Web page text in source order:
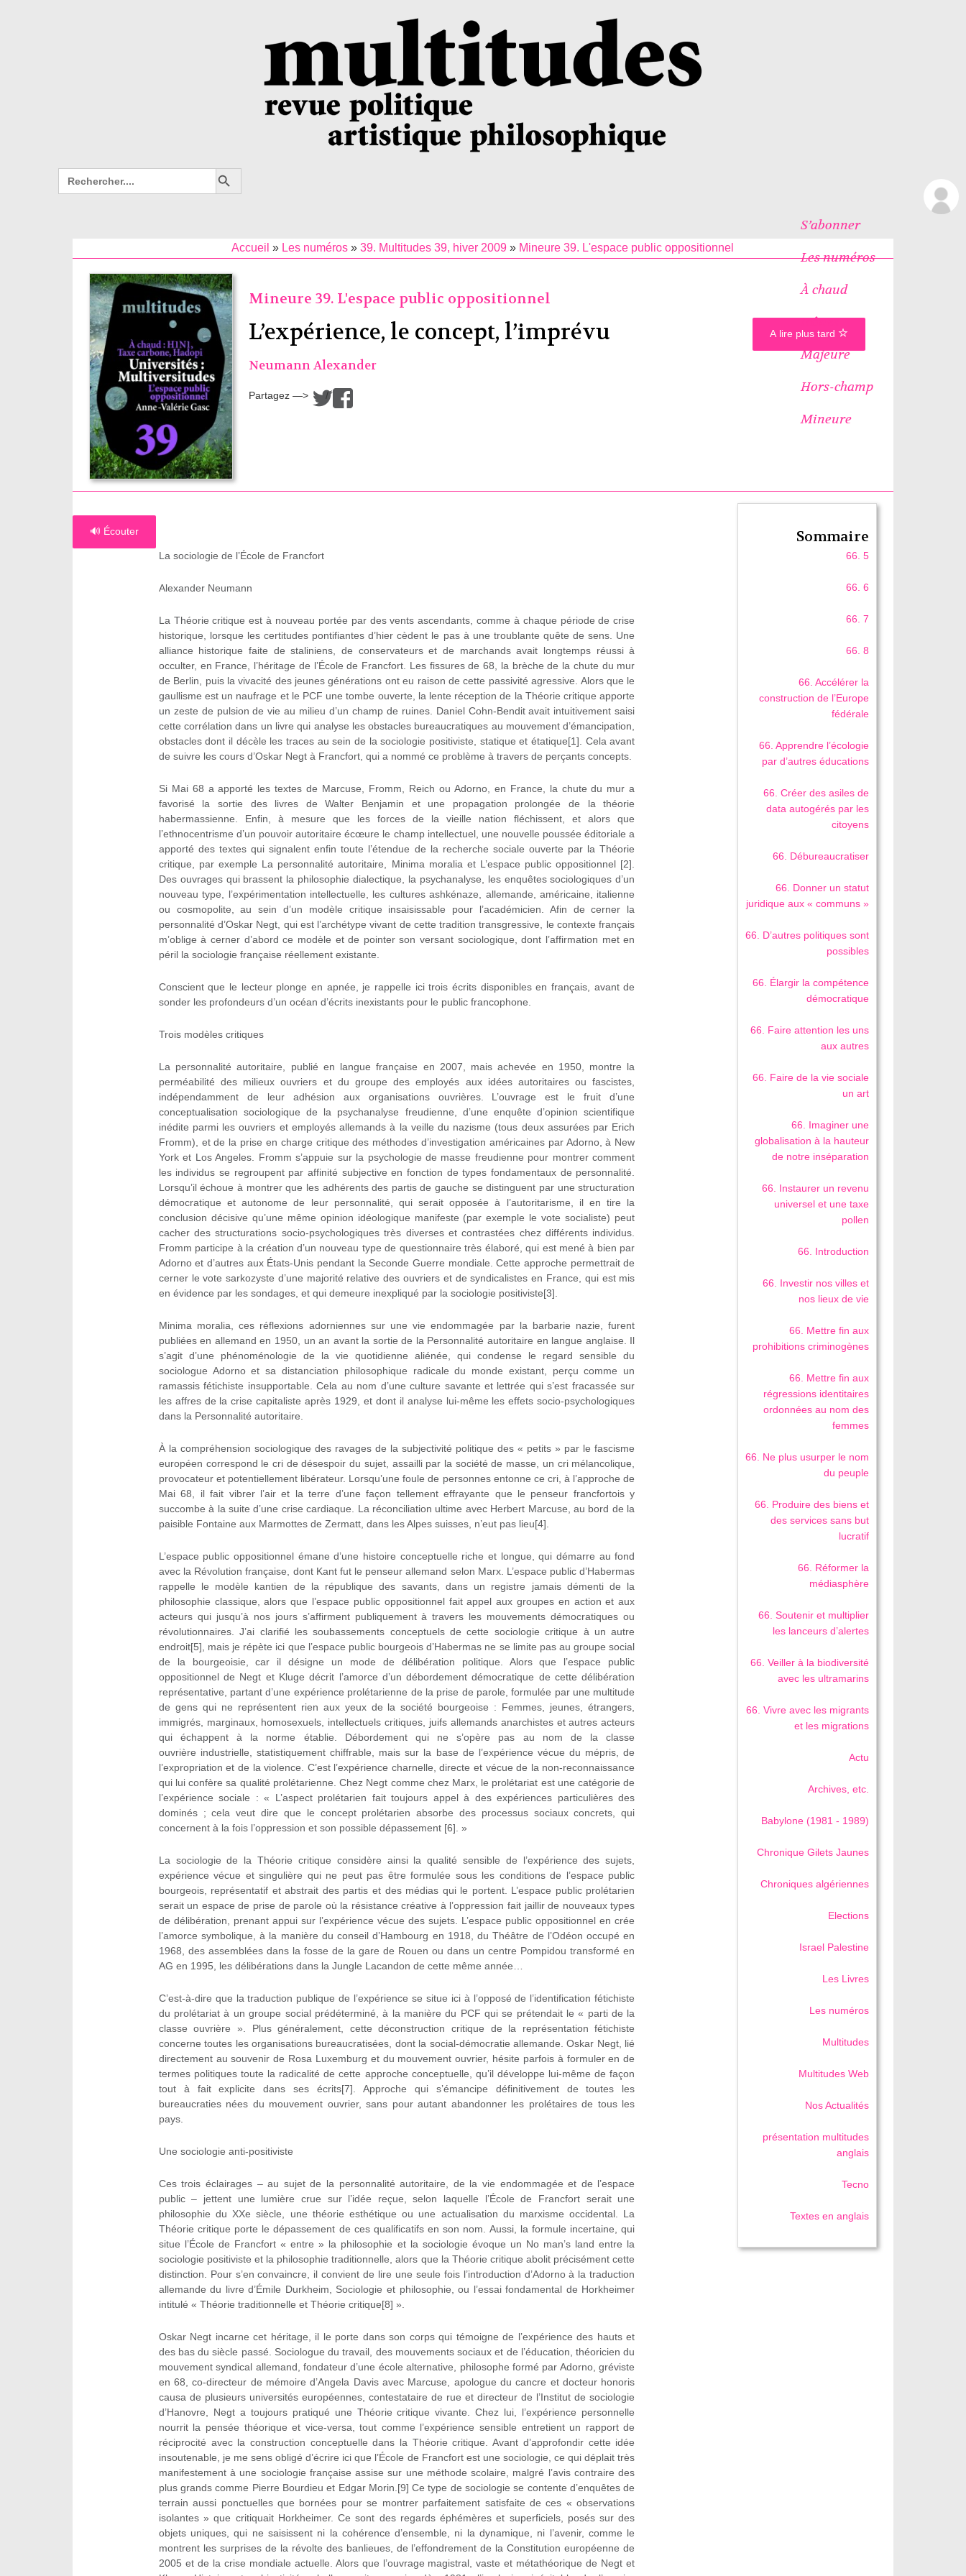
Search
for:
Search Button
S’abonner
Les numéros
À chaud
Icônes
Majeure
Hors-champ
Mineure
Accueil » Les numéros »39. Multitudes 39, hiver 2009 » Mineure 39. L'espace public oppositionnel
Mineure 39. L'espace public oppositionnel
L’expérience, le concept, l’imprévu
Neumann Alexander
Partagez —> /
🔊 Écouter
La sociologie de l’École de Francfort
Alexander Neumann
La Théorie critique est à nouveau portée par des vents ascendants, comme à chaque période de crise
historique, lorsque les certitudes pontifiantes d’hier cèdent le pas à une troublante quête de sens. Une
alliance historique faite de staliniens, de conservateurs et de marchands avait longtemps réussi à
occulter, en France, l’héritage de l’École de Francfort. Les fissures de 68, la brèche de la chute du mur
de Berlin, puis la vivacité des jeunes générations ont eu raison de cette passivité agressive. Alors que le
gaullisme est un naufrage et le PCF une tombe ouverte, la lente réception de la Théorie critique apporte
un zeste de pulsion de vie au milieu d’un champ de ruines. Daniel Cohn-Bendit avait intuitivement saisi
cette corrélation dans un livre qui analyse les obstacles bureaucratiques au mouvement d’émancipation,
obstacles dont il décèle les traces au sein de la sociologie positiviste, statique et étatique[1]. Cela avant
de suivre les cours d’Oskar Negt à Francfort, qui a nommé ce problème à travers de perçants concepts.
Si Mai 68 a apporté les textes de Marcuse, Fromm, Reich ou Adorno, en France, la chute du mur a
favorisé la sortie des livres de Walter Benjamin et une propagation prolongée de la théorie
habermassienne. Enfin, à mesure que les forces de la vieille nation fléchissent, et alors que
l’ethnocentrisme d’un pouvoir autoritaire écœure le champ intellectuel, une nouvelle poussée éditoriale a
apporté des textes qui signalent enfin toute l’étendue de la recherche sociale ouverte par la Théorie
critique, par exemple La personnalité autoritaire, Minima moralia et L’espace public oppositionnel [2].
Des ouvrages qui brassent la philosophie dialectique, la psychanalyse, les enquêtes sociologiques d’un
nouveau type, l’expérimentation intellectuelle, les cultures ashkénaze, allemande, américaine, italienne
ou cosmopolite, au sein d’un modèle critique insaisissable pour l’académicien. Afin de cerner la
personnalité d’Oskar Negt, qui est l’archétype vivant de cette tradition transgressive, le contexte français
m’oblige à cerner d’abord ce modèle et de pointer son versant sociologique, dont l’affirmation met en
péril la sociologie française réellement existante.
Conscient que le lecteur plonge en apnée, je rappelle ici trois écrits disponibles en français, avant de
sonder les profondeurs d’un océan d’écrits inexistants pour le public francophone.
Trois modèles critiques
La personnalité autoritaire, publié en langue française en 2007, mais achevée en 1950, montre la
perméabilité des milieux ouvriers et du groupe des employés aux idées autoritaires ou fascistes,
indépendamment de leur adhésion aux organisations ouvrières. L’ouvrage est le fruit d’une
conceptualisation sociologique de la psychanalyse freudienne, d’une enquête d’opinion scientifique
inédite parmi les ouvriers et employés allemands à la veille du nazisme (tous deux assurées par Erich
Fromm), et de la prise en charge critique des méthodes d’investigation américaines par Adorno, à New
York et Los Angeles. Fromm s’appuie sur la psychologie de masse freudienne pour montrer comment
les individus se regroupent par affinité subjective en fonction de types fondamentaux de personnalité.
Lorsqu’il échoue à montrer que les adhérents des partis de gauche se distinguent par une structuration
démocratique et autonome de leur personnalité, qui serait opposée à l’autoritarisme, il en tire la
conclusion décisive qu’une même opinion idéologique manifeste (par exemple le vote socialiste) peut
cacher des structurations socio-psychologiques très diverses et contrastées chez différents individus.
Fromm participe à la création d’un nouveau type de questionnaire très élaboré, qui est mené à bien par
Adorno et d’autres aux États-Unis pendant la Seconde Guerre mondiale. Cette approche permettrait de
cerner le vote sarkozyste d’une majorité relative des ouvriers et de syndicalistes en France, qui est mis
en évidence par les sondages, et qui demeure inexpliqué par la sociologie positiviste[3].
Minima moralia, ces réflexions adorniennes sur une vie endommagée par la barbarie nazie, furent
publiées en allemand en 1950, un an avant la sortie de la Personnalité autoritaire en langue anglaise. Il
s’agit d’une phénoménologie de la vie quotidienne aliénée, qui condense le regard sensible du
sociologue Adorno et sa distanciation philosophique radicale du monde existant, perçu comme un
ramassis fétichiste insupportable. Cela au nom d’une culture savante et lettrée qui s’est fracassée sur
les affres de la crise capitaliste après 1929, et dont il analyse lui-même les effets socio-psychologiques
dans la Personnalité autoritaire.
À la compréhension sociologique des ravages de la subjectivité politique des « petits » par le fascisme
européen correspond le cri de désespoir du sujet, assailli par la société de masse, un cri mélancolique,
provocateur et potentiellement libérateur. Lorsqu’une foule de personnes entonne ce cri, à l’approche de
Mai 68, il fait vibrer l’air et la terre d’une façon tellement effrayante que le penseur francfortois y
succombe à la suite d’une crise cardiaque. La réconciliation ultime avec Herbert Marcuse, au bord de la
paisible Fontaine aux Marmottes de Zermatt, dans les Alpes suisses, n’eut pas lieu[4].
L’espace public oppositionnel émane d’une histoire conceptuelle riche et longue, qui démarre au fond
avec la Révolution française, dont Kant fut le penseur allemand selon Marx. L’espace public d’Habermas
rappelle le modèle kantien de la république des savants, dans un registre jamais démenti de la
philosophie classique, alors que l’espace public oppositionnel fait appel aux groupes en action et aux
acteurs qui jusqu’à nos jours s’affirment publiquement à travers les mouvements démocratiques ou
révolutionnaires. J’ai clarifié les soubassements conceptuels de cette sociologie critique à un autre
endroit[5], mais je répète ici que l’espace public bourgeois d’Habermas ne se limite pas au groupe social
de la bourgeoisie, car il désigne un mode de délibération politique. Alors que l’espace public
oppositionnel de Negt et Kluge décrit l’amorce d’un débordement démocratique de cette délibération
représentative, partant d’une expérience prolétarienne de la prise de parole, formulée par une multitude
de gens qui ne représentent rien aux yeux de la société bourgeoise : Femmes, jeunes, étrangers,
immigrés, marginaux, homosexuels, intellectuels critiques, juifs allemands anarchistes et autres acteurs
qui échappent à la norme établie. Débordement qui ne s’opère pas au nom de la classe
ouvrière industrielle, statistiquement chiffrable, mais sur la base de l’expérience vécue du mépris, de
l’expropriation et de la violence. C’est l’expérience charnelle, directe et vécue de la non-reconnaissance
qui lui confère sa qualité prolétarienne. Chez Negt comme chez Marx, le prolétariat est une catégorie de
l’expérience sociale : « L’aspect prolétarien fait toujours appel à des expériences particulières des
dominés ; cela veut dire que le concept prolétarien absorbe des processus sociaux concrets, qui
concernent à la fois l’oppression et son possible dépassement [6]. »
La sociologie de la Théorie critique considère ainsi la qualité sensible de l’expérience des sujets,
expérience vécue et singulière qui ne peut pas être formulée sous les conditions de l’espace public
bourgeois, représentatif et abstrait des partis et des médias qui le portent. L’espace public prolétarien
serait un espace de prise de parole où la résistance créative à l’oppression fait jaillir de nouveaux types
de délibération, prenant appui sur l’expérience vécue des sujets. L’espace public oppositionnel en crée
l’amorce symbolique, à la manière du conseil d’Hambourg en 1918, du Théâtre de l’Odéon occupé en
1968, des assemblées dans la fosse de la gare de Rouen ou dans un centre Pompidou transformé en
AG en 1995, les délibérations dans la Jungle Lacandon de cette même année…
C’est-à-dire que la traduction publique de l’expérience se situe ici à l’opposé de l’identification fétichiste
du prolétariat à un groupe social prédéterminé, à la manière du PCF qui se prétendait le « parti de la
classe ouvrière ». Plus généralement, cette déconstruction critique de la représentation fétichiste
concerne toutes les organisations bureaucratisées, dont la social-démocratie allemande. Oskar Negt, lié
directement au souvenir de Rosa Luxemburg et du mouvement ouvrier, hésite parfois à formuler en de
termes politiques toute la radicalité de cette approche conceptuelle, qu’il développe lui-même de façon
tout à fait explicite dans ses écrits[7]. Approche qui s’émancipe définitivement de toutes les
bureaucraties nées du mouvement ouvrier, sans pour autant abandonner les prolétaires de tous les
pays.
Une sociologie anti-positiviste
Ces trois éclairages – au sujet de la personnalité autoritaire, de la vie endommagée et de l’espace
public – jettent une lumière crue sur l’idée reçue, selon laquelle l’École de Francfort serait une
philosophie du XXe siècle, une théorie esthétique ou une actualisation du marxisme occidental. La
Théorie critique porte le dépassement de ces qualificatifs en son nom. Aussi, la formule incertaine, qui
situe l’École de Francfort « entre » la philosophie et la sociologie évoque un No man’s land entre la
sociologie positiviste et la philosophie traditionnelle, alors que la Théorie critique abolit précisément cette
distinction. Pour s’en convaincre, il convient de lire une seule fois l’introduction d’Adorno à la traduction
allemande du livre d’Émile Durkheim, Sociologie et philosophie, ou l’essai fondamental de Horkheimer
intitulé « Théorie traditionnelle et Théorie critique[8] ».
Oskar Negt incarne cet héritage, il le porte dans son corps qui témoigne de l’expérience des hauts et
des bas du siècle passé. Sociologue du travail, des mouvements sociaux et de l’éducation, théoricien du
mouvement syndical allemand, fondateur d’une école alternative, philosophe formé par Adorno, gréviste
en 68, co-directeur de mémoire d’Angela Davis avec Marcuse, apologue du cancre et docteur honoris
causa de plusieurs universités européennes, contestataire de rue et directeur de l’Institut de sociologie
d’Hanovre, Negt a toujours pratiqué une Théorie critique vivante. Chez lui, l’expérience personnelle
nourrit la pensée théorique et vice-versa, tout comme l’expérience sensible entretient un rapport de
réciprocité avec la construction conceptuelle dans la Théorie critique. Avant d’approfondir cette idée
insoutenable, je me sens obligé d’écrire ici que l’École de Francfort est une sociologie, ce qui déplait très
manifestement à une sociologie française assise sur une méthode scolaire, malgré l’avis contraire des
plus grands comme Pierre Bourdieu et Edgar Morin.[9] Ce type de sociologie se contente d’enquêtes de
terrain aussi ponctuelles que bornées pour se montrer parfaitement satisfaite de ces « observations
isolantes » que critiquait Horkheimer. Ce sont des regards éphémères et superficiels, posés sur des
objets uniques, qui ne saisissent ni la cohérence d’ensemble, ni la dynamique, ni l’avenir, comme le
montrent les surprises de la révolte des banlieues, de l’effondrement de la Constitution européenne de
2005 et de la crise mondiale actuelle. Alors que l’ouvrage magistral, vaste et métathéorique de Negt et
A lire plus tard
Sommaire
66. 5
66. 6
66. 7
66. 8
66. Accélérer la
construction de l’Europe
fédérale
66. Apprendre l’écologie
par d’autres éducations
66. Créer des asiles de
data autogérés par les
citoyens
66. Débureaucratiser
66. Donner un statut
juridique aux « communs »
66. D’autres politiques sont
possibles
66. Élargir la compétence
démocratique
66. Faire attention les uns
aux autres
66. Faire de la vie sociale
un art
66. Imaginer une
globalisation à la hauteur
de notre inséparation
66. Instaurer un revenu
universel et une taxe
pollen
66. Introduction
66. Investir nos villes et
nos lieux de vie
66. Mettre fin aux
prohibitions criminogènes
66. Mettre fin aux
régressions identitaires
ordonnées au nom des
femmes
66. Ne plus usurper le nom
du peuple
66. Produire des biens et
des services sans but
lucratif
66. Réformer la
médiasphère
66. Soutenir et multiplier
les lanceurs d’alertes
66. Veiller à la biodiversité
avec les ultramarins
66. Vivre avec les migrants
et les migrations
Actu
Archives, etc.
Babylone (1981 - 1989)
Chronique Gilets Jaunes
Chroniques algériennes
Elections
Israel Palestine
Les Livres
Les numéros
Multitudes
Multitudes Web
Nos Actualités
présentation multitudes
anglais
Tecno
Textes en anglais